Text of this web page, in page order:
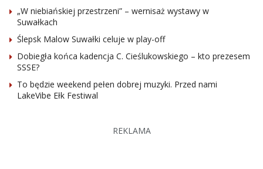
„W niebiańskiej przestrzeni” – wernisaż wystawy w
Suwałkach
Ślepsk Malow Suwałki celuje w play-off
Dobiegła końca kadencja C. Cieślukowskiego – kto prezesem
SSSE?
To będzie weekend pełen dobrej muzyki. Przed nami
LakeVibe Ełk Festiwal
REKLAMA